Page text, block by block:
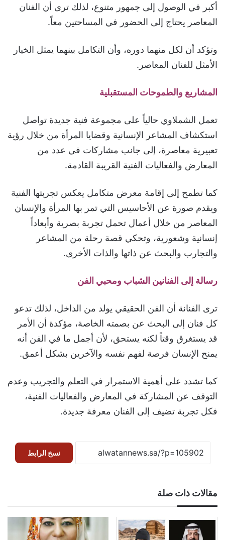
أكبر في الوصول إلى جمهور متنوع، لذلك ترى أن الفنان
المعاصر يحتاج إلى الحضور في المساحتين معاً.
وتؤكد أن لكل منهما دوره، وأن التكامل بينهما يمثل الخيار
الأمثل للفنان المعاصر.
المشاريع والطموحات المستقبلية
تعمل الشملاوي حالياً على مجموعة فنية جديدة تواصل
استكشاف المشاعر الإنسانية وقضايا المرأة من خلال رؤية
تعبيرية معاصرة، إلى جانب مشاركات في عدد من
المعارض والفعاليات الفنية القريبة القادمة.
كما تطمح إلى إقامة معرض متكامل يعكس تجربتها الفنية
ويقدم صورة عن الأحاسيس التي تمر بها المرأة والإنسان
المعاصر من خلال أعمال تحمل تجربة بصرية وأبعاداً
إنسانية وشعورية، وتحكي قصة رحلة من المشاعر
والتجارب والبحث عن ذاتها والذات الأخرى.
رسالة إلى الفنانين الشباب ومحبي الفن
ترى الفنانة أن الفن الحقيقي يولد من الداخل، لذلك تدعو
كل فنان إلى البحث عن بصمته الخاصة، مؤكدة أن الأمر
قد يستغرق وقتاً لكنه يستحق، لأن أجمل ما في الفن أنه
يمنح الإنسان فرصة لفهم نفسه والآخرين بشكل أعمق.
كما تشدد على أهمية الاستمرار في التعلم والتجريب وعدم
التوقف عن المشاركة في المعارض والفعاليات الفنية،
فكل تجربة تضيف إلى الفنان معرفة جديدة.
نسخ الرابط
مقالات ذات صلة